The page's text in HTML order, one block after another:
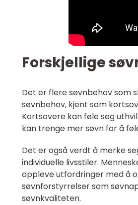
Forskjellige
Det er flere søvnbehov som
søvnbehov, kjent som
Kortsovere kan føle seg
kan trenge mer søvn for å
Det er også verdt å merke
individuelle livsstiler.
oppleve utfordringer med å
søvnforstyrrelser som
søvnkvaliteten.